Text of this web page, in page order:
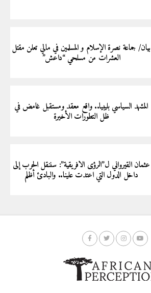
بيان/ جماعة نصرة الإسلام و المسلمين في مالي تعلن مقتل
العشرات من مسلحي “داعش”
المشهد السياسي بليبيا.. واقع معقد ومستقبل غامض في
ظل التطورات الأخيرة
عثمان القيرواني ل”الرؤى الافريقية”: سننقل الحرب إلى
داخل الدول التي اعتدت علينا.. والبادئ أظلم